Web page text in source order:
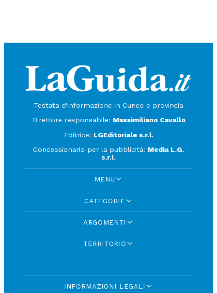
Testata d'informazione in Cuneo e provincia
Direttore responsabile: Massimiliano Cavallo
Editrice: LGEditoriale s.r.l.
Concessionario per la pubblicità: Media L.G.
s.r.l.
MENU
CATEGORIE
ARGOMENTI
TERRITORIO
INFORMAZIONI LEGALI